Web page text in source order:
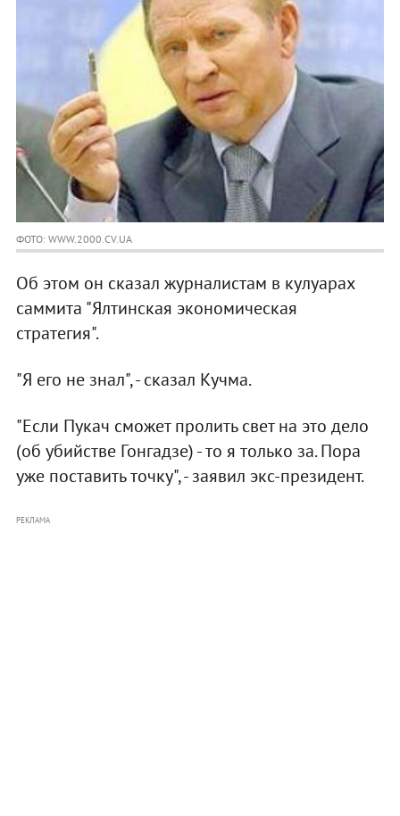
ФОТО: WWW.2000.CV.UA
Об этом он сказал журналистам в кулуарах
саммита "Ялтинская экономическая
стратегия".
"Я его не знал", - сказал Кучма.
"Если Пукач сможет пролить свет на это дело
(об убийстве Гонгадзе) - то я только за. Пора
уже поставить точку", - заявил экс-президент.
РЕКЛАМА